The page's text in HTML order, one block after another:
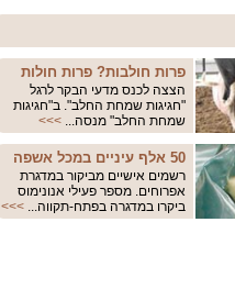
פרות חולבות? פרות חולות
הצצה לכנס מדעי הבקר לרגל
"חגיגות שמחת החלב". ב"חגיגות
שמחת החלב" מנסה... >>>
50 אלף עיניים במכל אשפה
רשמים אישיים מביקור במדגרת
אפרוחים. מספר פעילי אנונימוס
ביקרו במדגרה בפתח-תקווה... >>>